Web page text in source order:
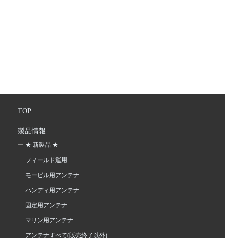
TOP
製品情報
★ 新製品 ★
フィールド運用
モービル用アンテナ
ハンディ用アンテナ
固定用アンテナ
マリン用アンテナ
アンテナすべて(販売終了以外)